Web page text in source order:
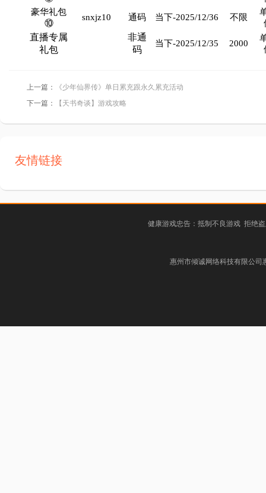
豪华礼包
⑩
snxjz10 通码 当下-2025/12/36 不限
直播专属
礼包
非通
码
当下-2025/12/35 2000
上一篇：
《少年仙界传》单日累充跟永久累充活动
下一篇：
【天书奇谈】游戏攻略
友情链接
健康游戏忠告：抵制不良游戏 拒绝
惠州市倾诚网络科技有限公司